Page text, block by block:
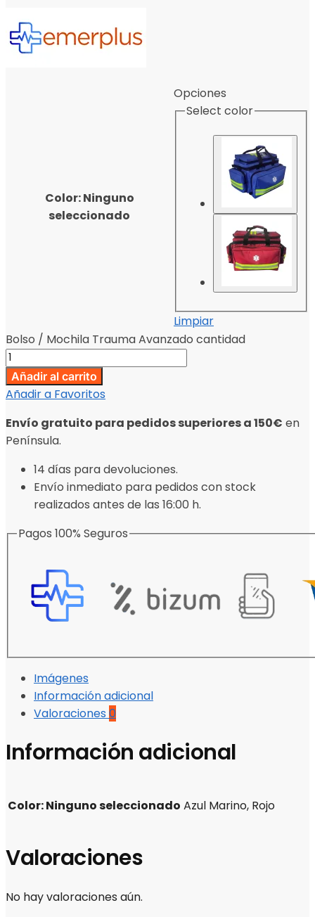
Color:Ninguno
seleccionado
Opciones
Select color
Limpiar
Bolso / Mochila Trauma Avanzado cantidad
Añadir al carrito
Añadir a Favoritos
Envío gratuito para pedidos superiores a 150€ en
Península.
14 días para devoluciones.
Envío inmediato para pedidos con stock
realizados antes de las 16:00 h.
Pagos 100% Seguros
Imágenes
Información adicional
Valoraciones 0
Información adicional
Color:Ninguno seleccionado Azul Marino, Rojo
Valoraciones
No hay valoraciones aún.